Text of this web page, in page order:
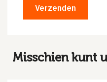
Misschien kunt